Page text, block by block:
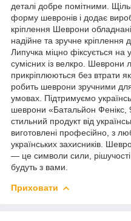
деталі добре помітними.
форму шевронів і додає
кріплення Шеврони
надійне та зручне кріплення
Липучка міцно фіксується на
сумісних із велкро. Шеврони
прикріплюються без втрати
робить шеврони зручними
умовах. Підтримуємо
шеврони «Батальйон Фенікс,
стильний продукт від
виготовлені професійно, з
українських захисників.
— це символи сили, рішучості
будуть з вами.
Приховати